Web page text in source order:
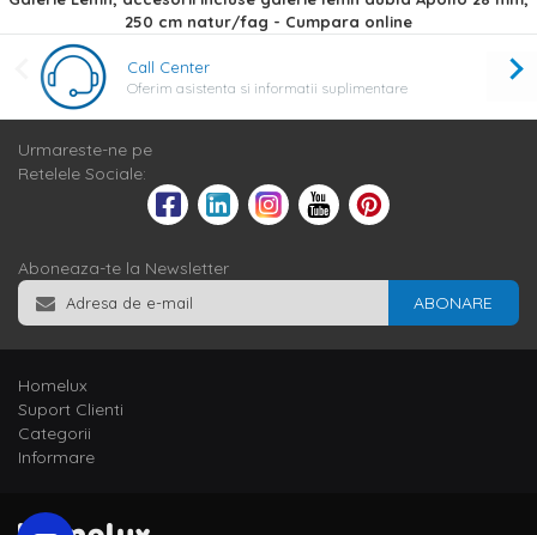
250 cm natur/fag - Cumpara online
Call Center
Oferim asistenta si informatii suplimentare
Urmareste-ne pe
Retelele Sociale:
Aboneaza-te la Newsletter
ABONARE
Homelux
Suport Clienti
Categorii
Informare